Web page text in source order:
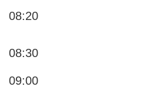
08:20
08:30
09:00